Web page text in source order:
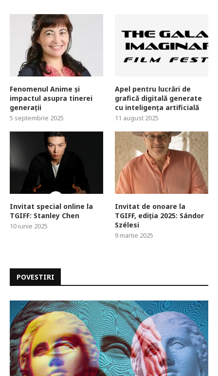
Fenomenul Anime și
impactul asupra tinerei
generații
5 septembrie 2025
Apel pentru lucrări de
grafică digitală generate
cu inteligența artificială
11 august 2025
Invitat special online la
TGIFF: Stanley Chen
10 iunie 2025
Invitat de onoare la
TGIFF, ediția 2025: Sándor
Szélesi
9 martie 2025
POVESTIRI